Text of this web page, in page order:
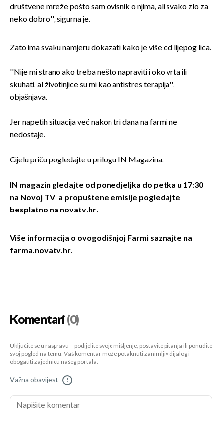
društvene mreže pošto sam ovisnik o njima, ali svako zlo za
neko dobro'', sigurna je.
Zato ima svaku namjeru dokazati kako je više od lijepog lica.
''Nije mi strano ako treba nešto napraviti i oko vrta ili
skuhati, al životinjice su mi kao antistres terapija'',
objašnjava.
Jer napetih situacija već nakon tri dana na farmi ne
nedostaje.
Cijelu priču pogledajte u prilogu IN Magazina.
IN magazin gledajte od ponedjeljka do petka u 17:30
na Novoj TV, a propuštene emisije pogledajte
besplatno na novatv.hr.
Više informacija o ovogodišnjoj Farmi saznajte na
farma.novatv.hr.
Komentari(0)
Uključite se u raspravu – podijelite svoje mišljenje, postavite pitanja ili ponudite
svoj pogled na temu. Vaš komentar može potaknuti zanimljiv dijalog i
obogatiti zajednicu našeg portala.
Važna obavijest !